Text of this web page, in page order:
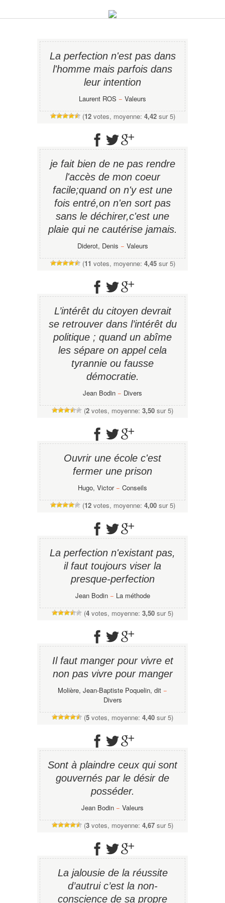
La perfection n'est pas dans
l'homme mais parfois dans
leur intention
Laurent ROS − Valeurs
(12votes, moyenne: 4,42sur 5)
je fait bien de ne pas rendre
l'accès de mon coeur
facile;quand on n'y est une
fois entré,on n'en sort pas
sans le déchirer,c'est une
plaie qui ne cautérise jamais.
Diderot, Denis − Valeurs
(11 votes, moyenne: 4,45sur 5)
L’intérêt du citoyen devrait
se retrouver dans l’intérêt du
politique ; quand un abîme
les sépare on appel cela
tyrannie ou fausse
démocratie.
Jean Bodin − Divers
(2 votes, moyenne: 3,50 sur 5)
Ouvrir une école c'est
fermer une prison
Hugo, Victor− Conseils
(12votes, moyenne: 4,00sur 5)
La perfection n'existant pas,
il faut toujours viser la
presque-perfection
Jean Bodin− La méthode
(4 votes, moyenne: 3,50 sur 5)
Il faut manger pour vivre et
non pas vivre pour manger
Molière, Jean-Baptiste Poquelin, dit −
Divers
(5 votes, moyenne: 4,40 sur 5)
Sont à plaindre ceux qui sont
gouvernés par le désir de
posséder.
Jean Bodin − Valeurs
(3 votes, moyenne: 4,67 sur 5)
La jalousie de la réussite
d’autrui c’est la non-
conscience de sa propre